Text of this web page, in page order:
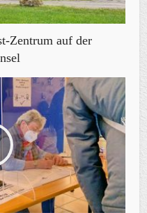
Zentrum auf der